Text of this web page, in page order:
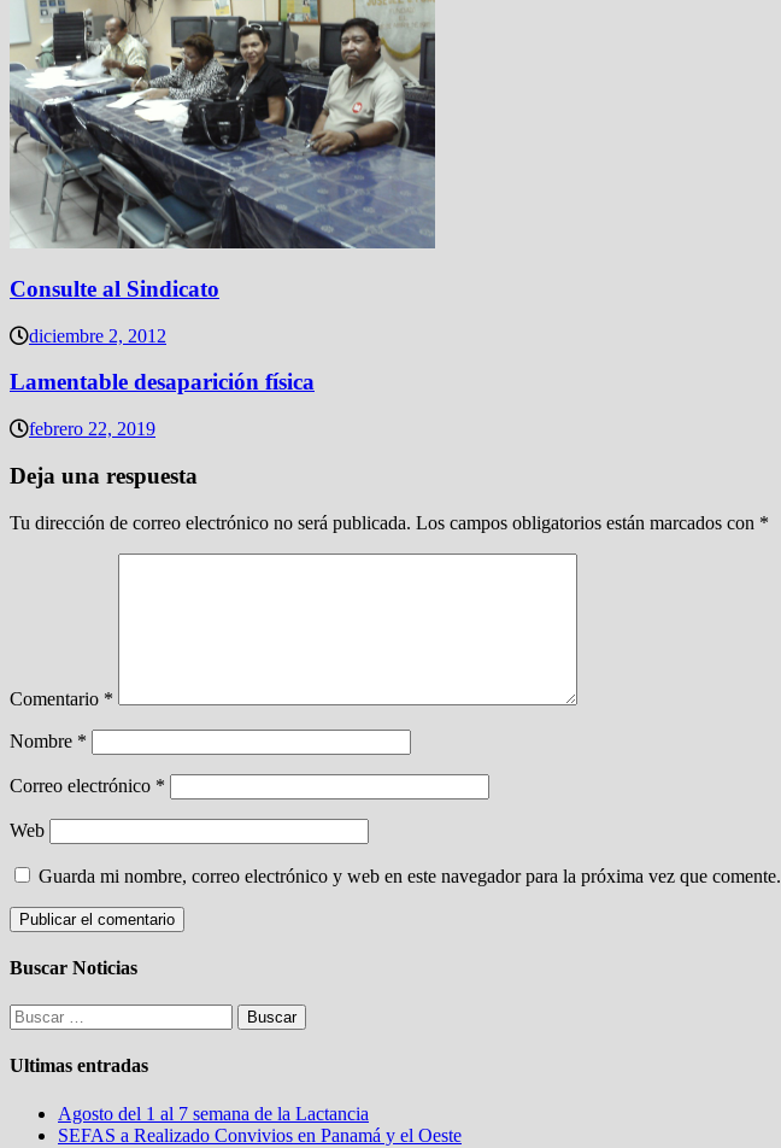
Consulte al Sindicato
diciembre 2, 2012
Lamentable desaparición física
febrero 22, 2019
Deja una respuesta
Tu dirección de correo electrónico no será publicada. Los campos obligatorios están marcados con *
Comentario *
Nombre *
Correo electrónico *
Web
Guarda mi nombre, correo electrónico y web en este navegador para la próxima vez que comente.
Buscar Noticias
Buscar:
Ultimas entradas
Agosto del 1 al 7 semana de la Lactancia
SEFAS a Realizado Convivios en Panamá y el Oeste